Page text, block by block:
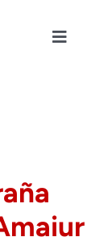
Toggle